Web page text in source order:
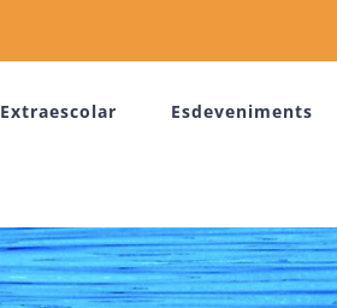
Extraescolar Esdeveniments